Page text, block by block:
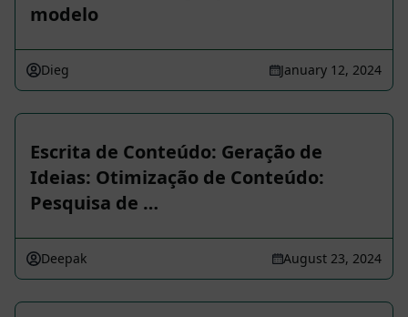
modelo
Dieg January 12, 2024
Escrita de Conteúdo: Geração de
Ideias: Otimização de Conteúdo:
Pesquisa de …
Deepak August 23, 2024